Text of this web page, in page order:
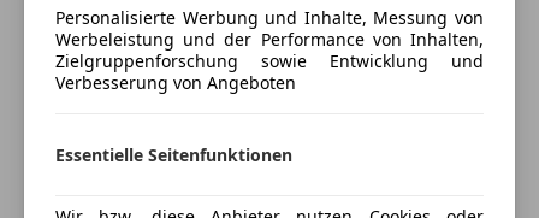
Schlüssellose Zentralverriegelung
Sitzheizung
Start/Stop-Automatik
- Seitenscheiben abgedunkelt
- Einstiegsleisten beleuchtet
- Außenspiegel elektr. verstell-, beheiz- und
- Lenkradheizung
Preisbewertung
Personalisierte Werbung und Inhalte, Messung von
Werbeleistung und der Performance von Inhalten,
Zielgruppenforschung sowie Entwicklung und
Verbesserung von Angeboten
Essentielle Seitenfunktionen